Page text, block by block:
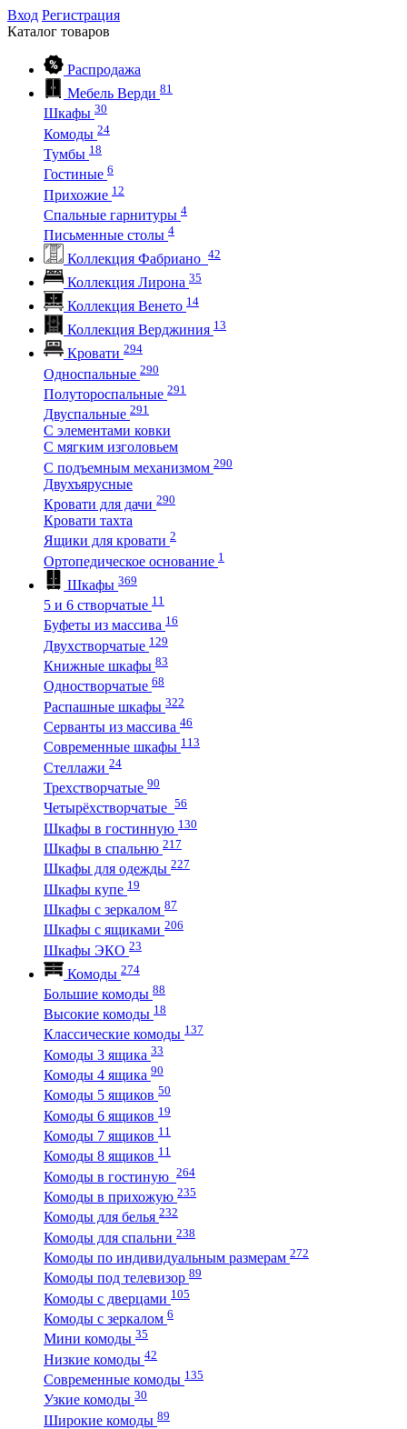
Вход Регистрация
Каталог товаров
Распродажа
Мебель Верди 81
Шкафы 30
Комоды 24
Тумбы 18
Гостиные 6
Прихожие 12
Спальные гарнитуры 4
Письменные столы 4
Коллекция Фабриано 42
Коллекция Лирона 35
Коллекция Венето 14
Коллекция Верджиния 13
Кровати 294
Односпальные 290
Полутороспальные 291
Двуспальные 291
С элементами ковки
С мягким изголовьем
С подъемным механизмом 290
Двухъярусные
Кровати для дачи 290
Кровати тахта
Ящики для кровати 2
Ортопедическое основание 1
Шкафы 369
5 и 6 створчатые 11
Буфеты из массива 16
Двухстворчатые 129
Книжные шкафы 83
Одностворчатые 68
Распашные шкафы 322
Серванты из массива 46
Современные шкафы 113
Стеллажи 24
Трехстворчатые 90
Четырёхстворчатые 56
Шкафы в гостинную 130
Шкафы в спальню 217
Шкафы для одежды 227
Шкафы купе 19
Шкафы с зеркалом 87
Шкафы с ящиками 206
Шкафы ЭКО 23
Комоды 274
Большие комоды 88
Высокие комоды 18
Классические комоды 137
Комоды 3 ящика 33
Комоды 4 ящика 90
Комоды 5 ящиков 50
Комоды 6 ящиков 19
Комоды 7 ящиков 11
Комоды 8 ящиков 11
Комоды в гостиную 264
Комоды в прихожую 235
Комоды для белья 232
Комоды для спальни 238
Комоды по индивидуальным размерам 272
Комоды под телевизор 89
Комоды с дверцами 105
Комоды с зеркалом 6
Мини комоды 35
Низкие комоды 42
Современные комоды 135
Узкие комоды 30
Широкие комоды 89